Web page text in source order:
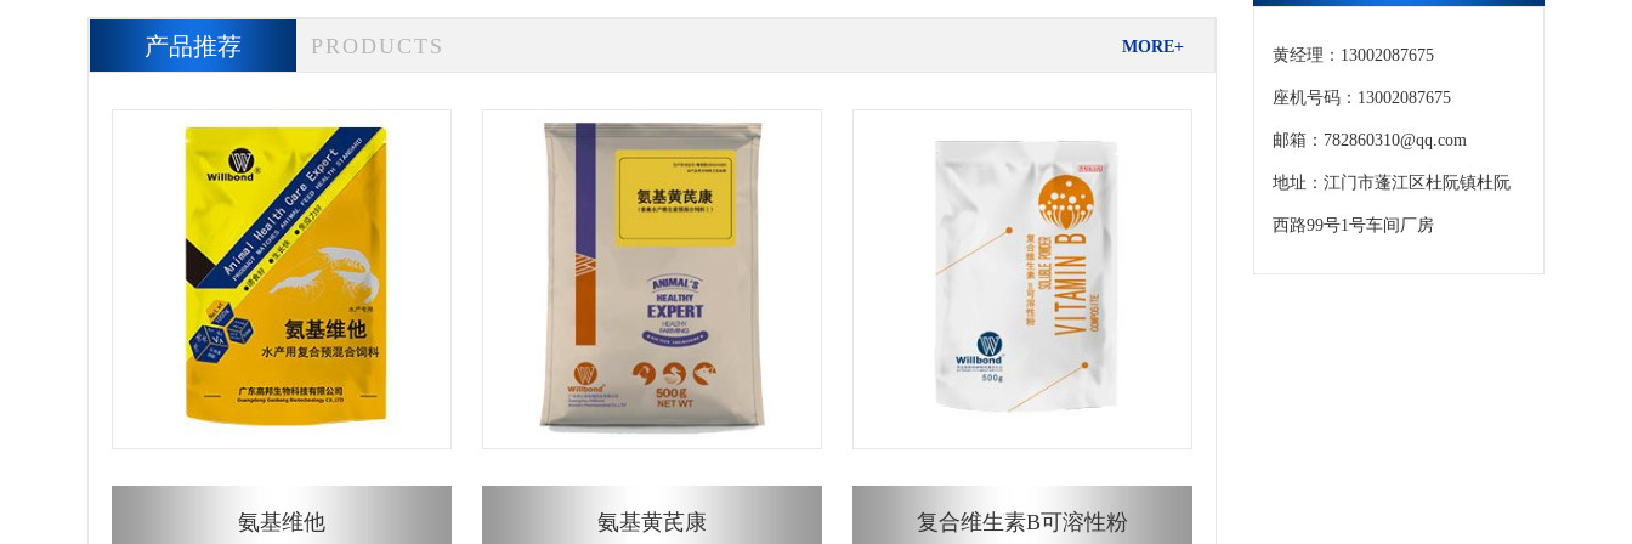
产品推荐 PRODUCTS MORE+
氨基维他 氨基黄芪康 复合维生素B可溶性粉
黄经理：13002087675
座机号码：13002087675
邮箱：782860310@qq.com
地址：江门市蓬江区杜阮镇杜阮
西路99号1号车间厂房